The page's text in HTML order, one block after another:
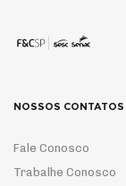
NOSSOS CONTATOS
Fale Conosco
Trabalhe Conosco